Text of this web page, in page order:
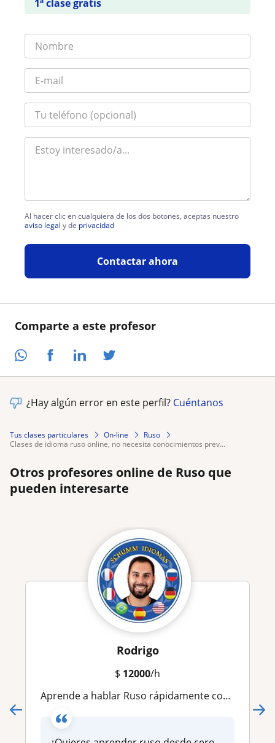
Comparte a este profesor
1ª clase gratis
Al hacer clic en cualquiera de los dos botones, aceptas nuestro
aviso legal y de privacidad
Contactar ahora
¿Hay algún error en este perfil? Cuéntanos
Tus clases particulares On-line
Ruso
clases de idioma ruso online, no necesita conocimientos prev...
Otros profesores online de Ruso que
pueden interesarte
Rodrigo
$ 12000/h
Aprende a hablar Ruso rápidamente con clases online didácticas y entretenidas!